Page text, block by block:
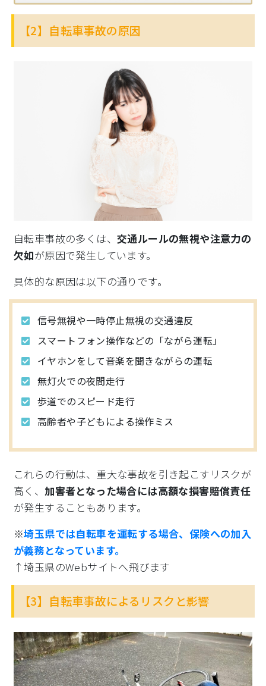
【2】自転車事故の原因
自転車事故の多くは、 交通ルールの無視や注意力の
欠如が原因で発生しています。
具体的な原因は以下の通りです。
信号無視や一時停止無視の交通違反
スマートフォン操作などの「ながら運転」
イヤホンをして音楽を聞きながらの運転
無灯火での夜間走行
歩道でのスピード走行
高齢者や子どもによる操作ミス
これらの行動は、重大な事故を引き起こすリスクが
高く、 加害者となった場合には高額な損害賠償責任
が発生することもあります。
※埼玉県では自転車を運転する場合、保険への加入
が義務となっています。
↑埼玉県のWebサイトへ飛びます
【3】自転車事故によるリスクと影響